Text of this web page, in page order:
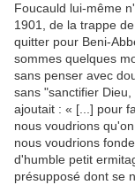
Foucauld lui-même
1901, de la trappe
quitter pour Beni-
sommes quelques
sans penser avec
sans "sanctifier
ajoutait : « [...] pour
nous voudrions
nous voudrions
d'humble petit
présupposé dont se